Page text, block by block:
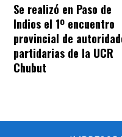
Se realizó en Paso de
Indios el 1º encuentro
provincial de
partidarias de la UCR
Chubut